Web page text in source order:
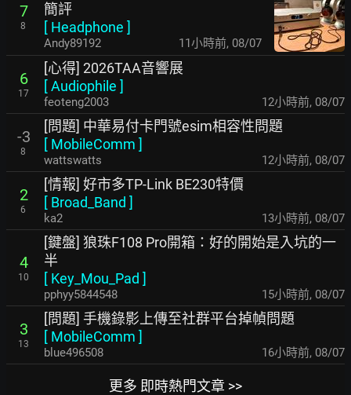
7
8
簡評
[ Headphone ]
Andy89192 11小時前, 08/07
6
17
[心得] 2026TAA音響展
[Audiophile ]
feoteng2003 12小時前, 08/07
-3
8
[問題] 中華易付卡門號esim相容性問題
[ MobileComm ]
wattswatts 12小時前, 08/07
2
6
[情報] 好市多TP-Link BE230特價
[ Broad_Band ]
ka2 13小時前, 08/07
4
10
[鍵盤] 狼珠F108 Pro開箱：好的開始是入坑的一
半
[ Key_Mou_Pad ]
pphyy5844548 15小時前, 08/07
3
13
[問題] 手機錄影上傳至社群平台掉幀問題
[ MobileComm ]
blue496508 16小時前, 08/07
更多 即時熱門文章 >>